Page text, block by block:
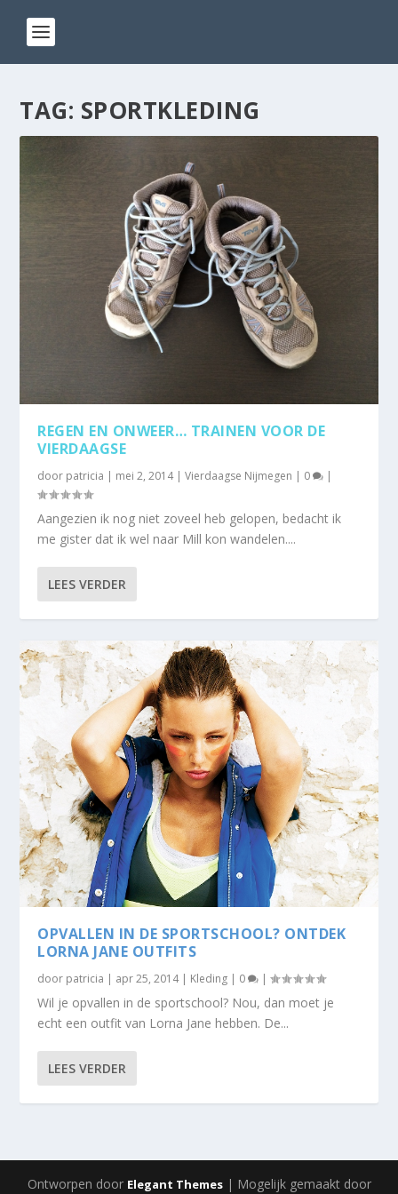
TAG: SPORTKLEDING
REGEN EN ONWEER… TRAINEN VOOR DE
VIERDAAGSE
door patricia | mei 2, 2014|Vierdaagse Nijmegen | 0 |
Aangezien ik nog niet zoveel heb gelopen, bedacht ik
me gister dat ik wel naar Mill kon wandelen....
LEES VERDER
OPVALLEN IN DE SPORTSCHOOL? ONTDEK
LORNA JANE OUTFITS
door patricia | apr 25, 2014| Kleding | 0 |
Wil je opvallen in de sportschool? Nou, dan moet je
echt een outfit van Lorna Jane hebben. De...
LEES VERDER
Ontworpen door Elegant Themes| Mogelijk gemaakt door